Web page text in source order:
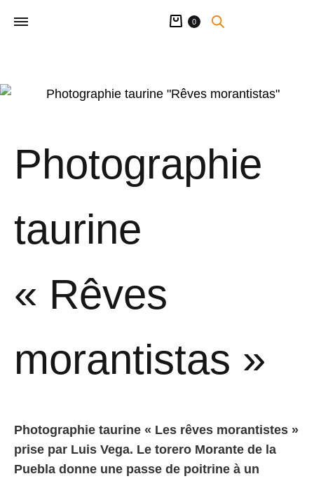
Panier
0
Photographie
taurine
« Rêves
morantistas »
Photographie taurine « Les rêves morantistes »
prise par Luis Vega. Le torero Morante de la
Puebla donne une passe de poitrine à un